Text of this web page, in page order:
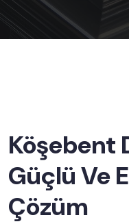
Köşebent
Güçlü Ve
Çözüm